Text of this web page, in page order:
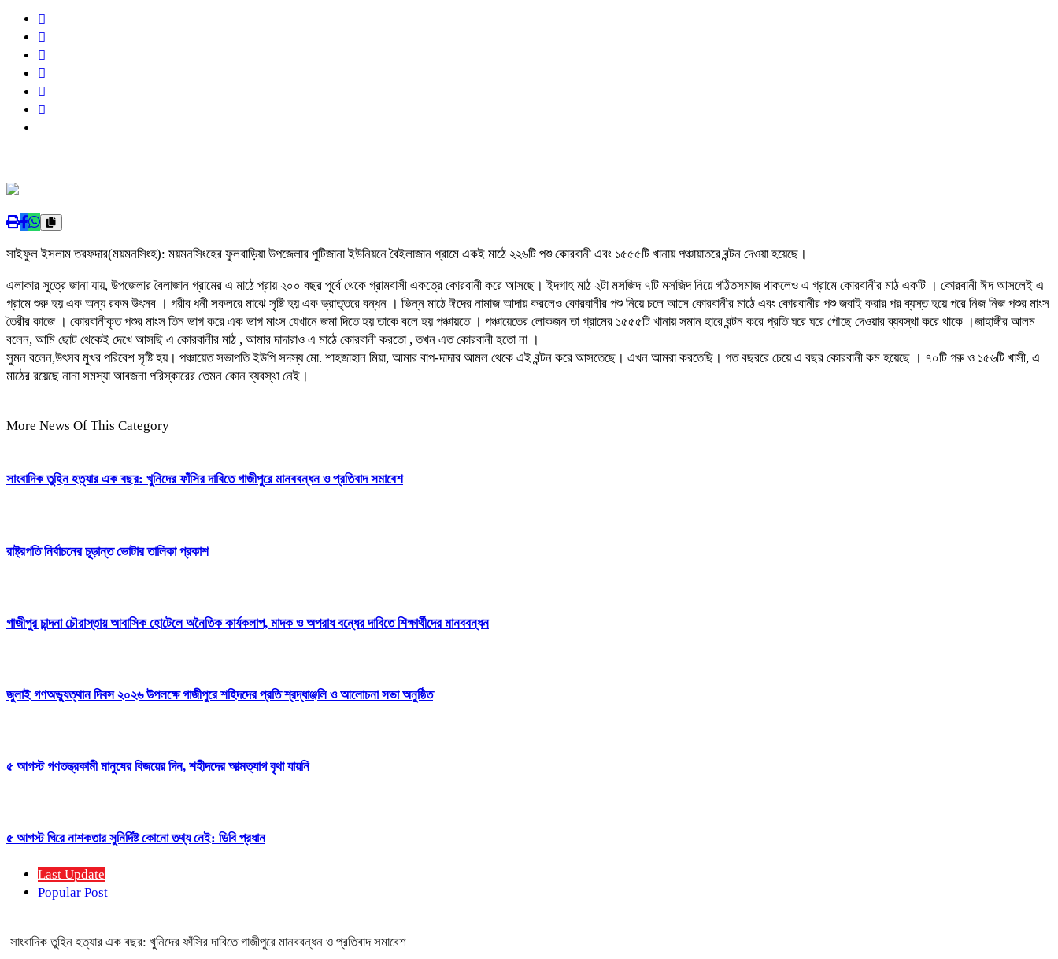
সাইফুল ইসলাম তরফদার(ময়মনসিংহ): ময়মনসিংহের ফুলবাড়িয়া উপজেলার পুটিজানা ইউনিয়নে বৈইলাজান গ্রামে একই মাঠে ২২৬টি পশু কোরবানী এবং ১৫৫৫টি খানায় পঞ্চায়াতরে বন্টন দেওয়া হয়েছে।
এলাকার সূত্রে জানা যায়, উপজেলার বৈলাজান গ্রামের এ মাঠে প্রায় ২০০ বছর পূর্বে থেকে গ্রামবাসী একত্রে কোরবানী করে আসছে। ইদগাহ মাঠ ২টা মসজিদ ৭টি মসজিদ নিয়ে গঠিতসমাজ থাকলেও এ গ্রামে কোরবানীর মাঠ একটি । কোরবানী ঈদ আসলেই এ
গ্রামে শুরু হয় এক অন্য রকম উৎসব । গরীব ধনী সকলরে মাঝে সৃষ্টি হয় এক ভ্রাতৃতরে বন্ধন । ভিন্ন মাঠে ঈদের নামাজ আদায় করলেও কোরবানীর পশু নিয়ে চলে আসে কোরবানীর মাঠে এবং কোরবানীর পশু জবাই করার পর ব্যস্ত হয়ে পরে নিজ নিজ পশুর মাংস
তৈরীর কাজে । কোরবানীকৃত পশুর মাংস তিন ভাগ করে এক ভাগ মাংস যেখানে জমা দিতে হয় তাকে বলে হয় পঞ্চায়তে । পঞ্চায়েতের লোকজন তা গ্রামের ১৫৫৫টি খানায় সমান হারে বন্টন করে প্রতি ঘরে ঘরে পৌছে দেওয়ার ব্যবস্থা করে থাকে ।জাহাঙ্গীর আলম
বলেন, আমি ছোট থেকেই দেখে আসছি এ কোরবানীর মাঠ , আমার দাদারাও এ মাঠে কোরবানী করতো , তখন এত কোরবানী হতো না ।
সুমন বলেন,উৎসব মুখর পরিবেশ সৃষ্টি হয়। পঞ্চায়েত সভাপতি ইউপি সদস্য মো. শাহজাহান মিয়া, আমার বাপ-দাদার আমল থেকে এই বন্টন করে আসতেছে। এখন আমরা করতেছি। গত বছররে চেয়ে এ বছর কোরবানী কম হয়েছে । ৭০টি গরু ও ১৫৬টি খাসী, এ
মাঠের রয়েছে নানা সমস্যা আবজনা পরিস্কারের তেমন কোন ব্যবস্থা নেই।
More News Of This Category
সাংবাদিক তুহিন হত্যার এক বছর: খুনিদের ফাঁসির দাবিতে গাজীপুরে মানববন্ধন ও প্রতিবাদ সমাবেশ
রাষ্ট্রপতি নির্বাচনের চূড়ান্ত ভোটার তালিকা প্রকাশ
গাজীপুর চান্দনা চৌরাস্তায় আবাসিক হোটেলে অনৈতিক কার্যকলাপ, মাদক ও অপরাধ বন্ধের দাবিতে শিক্ষার্থীদের মানববন্ধন
জুলাই গণঅভ্যুত্থান দিবস ২০২৬ উপলক্ষে গাজীপুরে শহিদদের প্রতি শ্রদ্ধাঞ্জলি ও আলোচনা সভা অনুষ্ঠিত
৫ আগস্ট গণতন্ত্রকামী মানুষের বিজয়ের দিন, শহীদদের আত্মত্যাগ বৃথা যায়নি
৫ আগস্ট ঘিরে নাশকতার সুনির্দিষ্ট কোনো তথ্য নেই: ডিবি প্রধান
Last Update
Popular Post
সাংবাদিক তুহিন হত্যার এক বছর: খুনিদের ফাঁসির দাবিতে গাজীপুরে মানববন্ধন ও প্রতিবাদ সমাবেশ